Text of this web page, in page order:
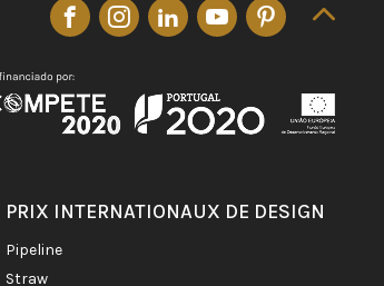
PRIX INTERNATIONAUX DE DESIGN
pipeline
straw